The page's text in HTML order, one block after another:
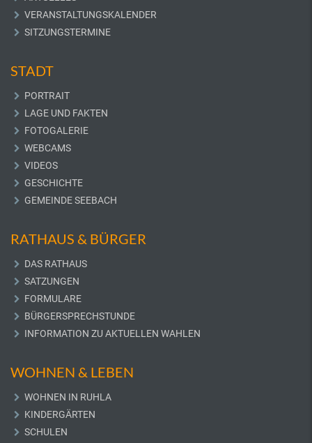
VERANSTALTUNGSKALENDER
SITZUNGSTERMINE
STADT
PORTRAIT
LAGE UND FAKTEN
FOTOGALERIE
WEBCAMS
VIDEOS
GESCHICHTE
GEMEINDE SEEBACH
RATHAUS & BÜRGER
DAS RATHAUS
SATZUNGEN
FORMULARE
BÜRGERSPRECHSTUNDE
INFORMATION ZU AKTUELLEN WAHLEN
WOHNEN & LEBEN
WOHNEN IN RUHLA
KINDERGÄRTEN
SCHULEN